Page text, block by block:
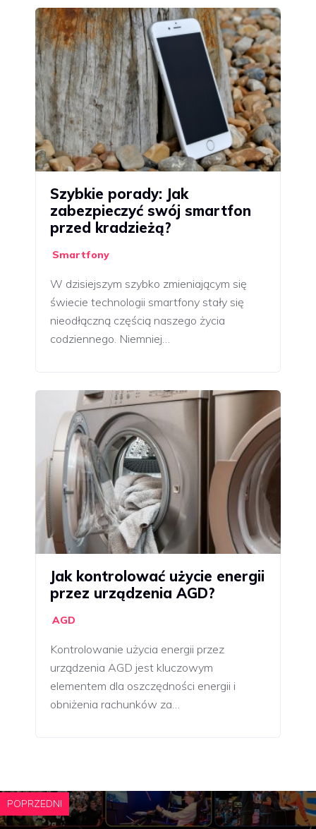
Szybkie porady: Jak
zabezpieczyć swój smartfon
przed kradzieżą?
Smartfony
W dzisiejszym szybko zmieniającym się
świecie technologii smartfony stały się
nieodłączną częścią naszego życia
codziennego. Niemniej…
Jak kontrolować użycie energii
przez urządzenia AGD?
AGD
Kontrolowanie użycia energii przez
urządzenia AGD jest kluczowym
elementem dla oszczędności energii i
obniżenia rachunków za…
POPRZEDNI